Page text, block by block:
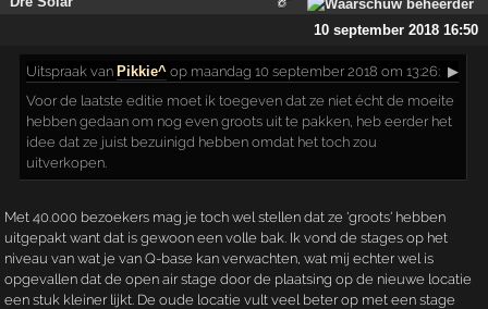
10 september 2018 16:50
Uitspraak van Pikkie^ op maandag 10 september 2018 om 13:26: ▶
Voor de laatste editie moet ik toegeven dat ze niet écht de moeite
hebben gedaan om nog even groots uit te pakken, heb eerder het
idee dat ze juist bezuinigd hebben omdat het toch zou
uitverkopen.
Met 40.000 bezoekers mag je toch wel stellen dat ze 'groots' hebben
uitgepakt want dat is gewoon een volle bak. Ik vond de stages op het
niveau van wat je van Q-base kan verwachten, wat mij echter wel is
opgevallen dat de open air stage door de plaatsing op de nieuwe locatie
een stuk kleiner lijkt. De oude locatie vult veel beter op met een stage